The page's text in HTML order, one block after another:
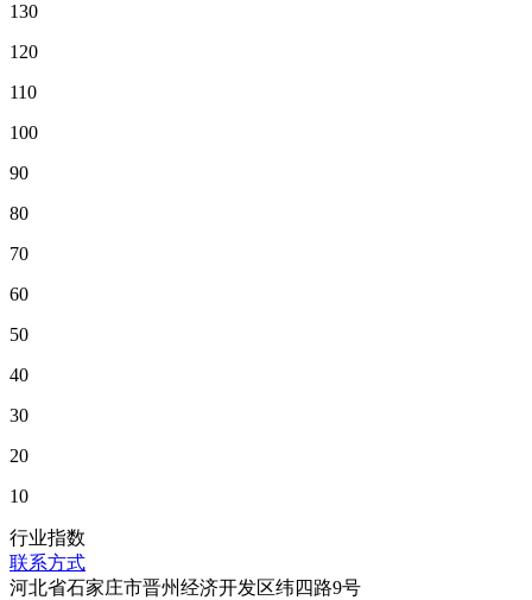
130
120
110
100
90
80
70
60
50
40
30
20
10
行业指数
联系方式
河北省石家庄市晋州经济开发区纬四路9号